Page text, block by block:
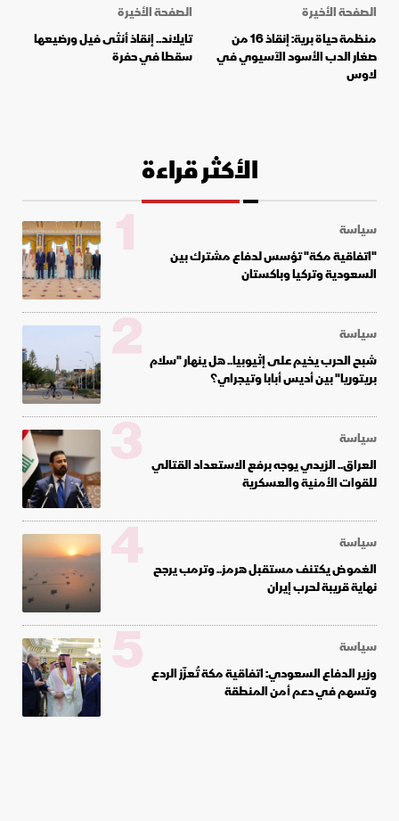
الصفحة الأخيرة
منظمة حياة برية: إنقاذ 16 من
صغار الدب الأسود الآسيوي في
لاوس
الصفحة الأخيرة
تايلاند.. إنقاذ أنثى فيل ورضيعها
سقطا في حفرة
الأكثر قراءة
سياسة
"اتفاقية مكة" تؤسس لدفاع مشترك بين
السعودية وتركيا وباكستان
1
سياسة
شبح الحرب يخيم على إثيوبيا.. هل ينهار "سلام
بريتوريا" بين أديس أبابا وتيجراي؟
2
سياسة
العراق.. الزيدي يوجه برفع الاستعداد القتالي
للقوات الأمنية والعسكرية
3
سياسة
الغموض يكتنف مستقبل هرمز.. وترمب يرجح
نهاية قريبة لحرب إيران
4
سياسة
وزير الدفاع السعودي: اتفاقية مكة تُعزّز الردع
وتسهم في دعم أمن المنطقة
5